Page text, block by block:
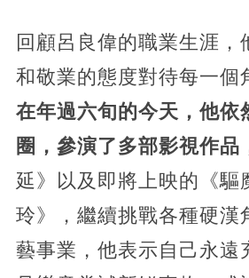
回顧呂良偉的職業生涯，
和敬業的態度對待每一個
在年過六旬的今天，他依
圈，參演了多部影視作品
延》以及即將上映的《驅
玲》，繼續挑戰各種硬漢
藝事業，他表示自己永遠